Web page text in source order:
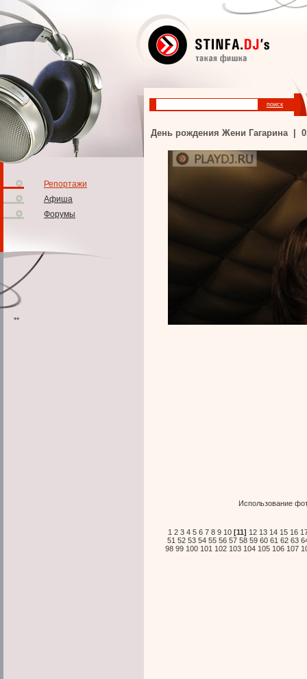
Репортажи
Афиша
Форумы
**
День рождения Жени Гагарина |
Использование
1 2 3 4 5 6 7 8 9 10 [11] 12 13 14 15 16
51 52 53 54 55 56 57 58 59 60 61 62 63
98 99 100 101 102 103 104 105 106 107